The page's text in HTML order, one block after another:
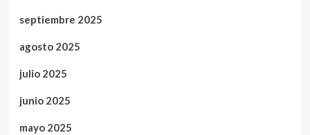
septiembre 2025
agosto 2025
julio 2025
junio 2025
mayo 2025